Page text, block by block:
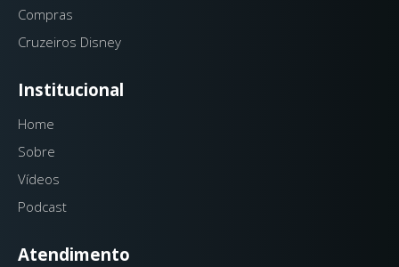
Compras
Cruzeiros Disney
Institucional
Home
Sobre
Vídeos
Podcast
Atendimento